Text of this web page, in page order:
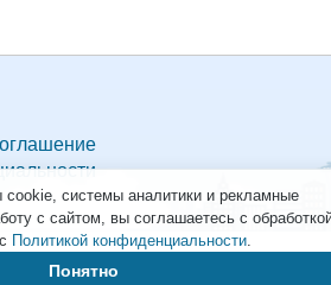
системы аналитики и рекламные
с сайтом, вы соглашаетесь с
Политикой конфиденциальности.
Понятно